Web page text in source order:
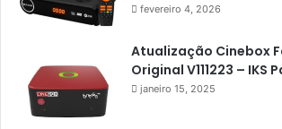
Athomics Eon
Athomics i3
Athomics i3 Bold
Athomics Inspire Qi
fevereiro 4, 2026
Atualização Cinebox
Original V111223 – IKS
janeiro 15, 2025